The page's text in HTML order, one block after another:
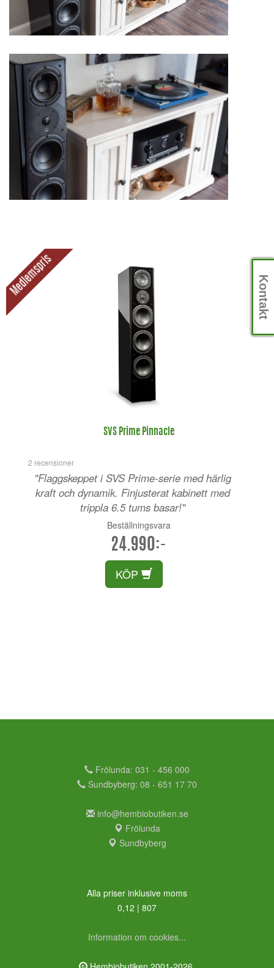
Medlemspris
SVS Prime Pinnacle
2 recensioner
"Flaggskeppet i SVS Prime-serie med härlig
kraft och dynamik. Finjusterat kabinett med
trippla 6.5 tums basar!"
Beställningsvara
24.990:-
KÖP
Frölunda: 031 - 456 000
Sundbyberg: 08 - 651 17 70
info@hembiobutiken.se
Frölunda
Sundbyberg
Alla priser inklusive moms
0,12 | 807
Information om cookies...
Kontakt